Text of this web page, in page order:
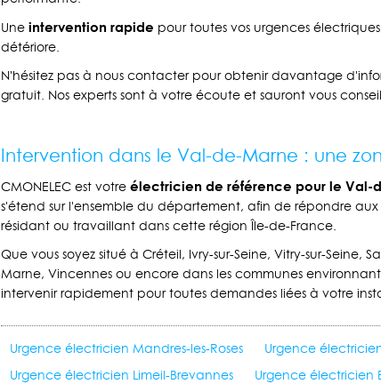
Une intervention rapide pour toutes vos urgences
détériore.
N'hésitez pas à nous contacter pour obtenir davantage
gratuit. Nos experts sont à votre écoute et sauront vous
Intervention dans le Val-de-Marne : une
CMONELEC est votre électricien de référence pour le Val-
s'étend sur l'ensemble du département, afin de répondre aux
résidant ou travaillant dans cette région Île-de-France.
Que vous soyez situé à Créteil, Ivry-sur-Seine, Vitry-sur-Seine,
Marne, Vincennes ou encore dans les communes
intervenir rapidement pour toutes demandes liées à votre
Urgence électricien Mandres-les-Roses Urgence
Urgence électricien Limeil-Brevannes
Urgence électricien